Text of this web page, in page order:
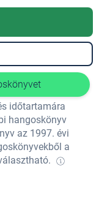
időtartamára
hangoskönyv
az 1997. évi
a